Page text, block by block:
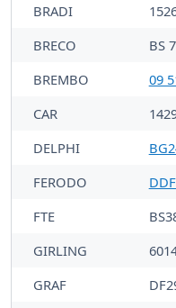
BRADI
BRECO
BS
BREMBO
09
CAR
DELPHI
FERODO
FTE
GIRLING
GRAF